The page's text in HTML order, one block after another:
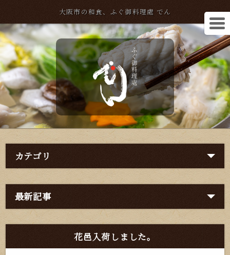
大阪市の和食、ふぐ御料理處 でん
カテゴリ
最新記事
花邑入荷しました。